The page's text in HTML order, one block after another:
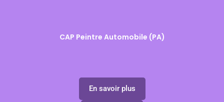
CAP Peintre Automobile (PA)
En savoir plus